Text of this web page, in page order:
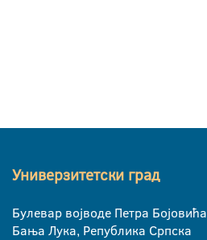
Универзитетски град
Булевар војводе Петра Бојовића
Бања Лука, Република Српска